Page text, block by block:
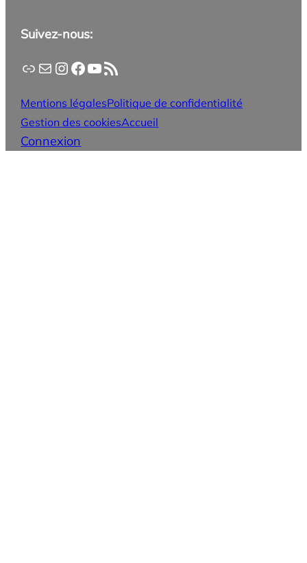
Suivez-nous:
Application PanneauPocket
Lettre d'information
Instagram
Facebook
YouTube
Flux RSS
Mentions légalesPolitique de confidentialité
Gestion des cookiesAccueil
Connexion